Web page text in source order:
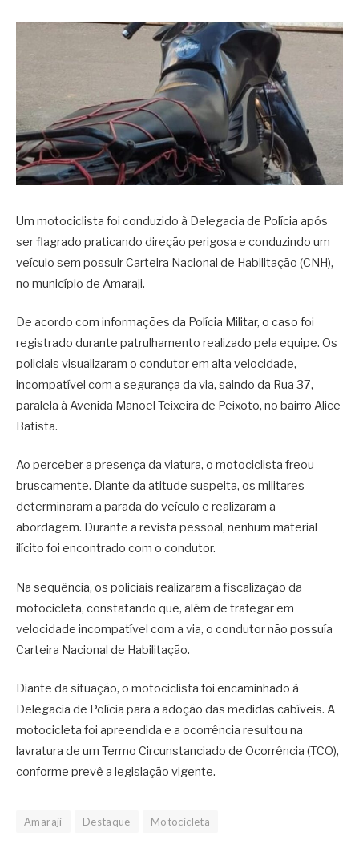
Um motociclista foi conduzido à Delegacia de Polícia após
ser flagrado praticando direção perigosa e conduzindo um
veículo sem possuir Carteira Nacional de Habilitação (CNH),
no município de Amaraji.
De acordo com informações da Polícia Militar, o caso foi
registrado durante patrulhamento realizado pela equipe. Os
policiais visualizaram o condutor em alta velocidade,
incompatível com a segurança da via, saindo da Rua 37,
paralela à Avenida Manoel Teixeira de Peixoto, no bairro Alice
Batista.
Ao perceber a presença da viatura, o motociclista freou
bruscamente. Diante da atitude suspeita, os militares
determinaram a parada do veículo e realizaram a
abordagem. Durante a revista pessoal, nenhum material
ilícito foi encontrado com o condutor.
Na sequência, os policiais realizaram a fiscalização da
motocicleta, constatando que, além de trafegar em
velocidade incompatível com a via, o condutor não possuía
Carteira Nacional de Habilitação.
Diante da situação, o motociclista foi encaminhado à
Delegacia de Polícia para a adoção das medidas cabíveis. A
motocicleta foi apreendida e a ocorrência resultou na
lavratura de um Termo Circunstanciado de Ocorrência (TCO),
conforme prevê a legislação vigente.
Amaraji Destaque Motocicleta